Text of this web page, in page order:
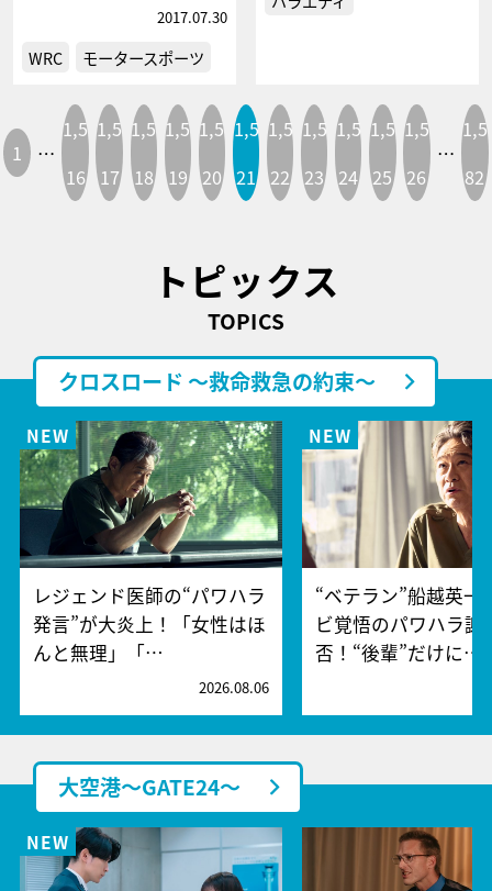
2017.07.30
WRC モータースポーツ
1 …
1,5
16
1,5
17
1,5
18
1,5
19
1,5
20
1,5
21
1,5
22
1,5
23
1,5
24
1,5
25
1,5
26
…
1,5
82
トピックス
TOPICS
クロスロード ～救命救急の約束～
レジェンド医師の“パワハラ
発言”が大炎上！「女性はほ
んと無理」「…
2026.08.06
“ベテラン”船越英一
ビ覚悟のパワハラ謝
否！“後輩”だけに…
大空港～GATE24～